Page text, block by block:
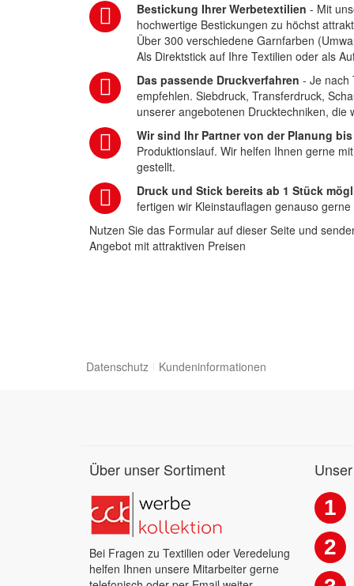
Bestickung Ihrer Werbetextilien - Mit
hochwertige Bestickungen zu höchst
Über 300 verschiedene Garnfarben
Als Direktstick auf Ihre Textilien oder als
Das passende Druckverfahren - Je nach
empfehlen. Siebdruck, Transferdruck,
unserer angebotenen Drucktechniken,
Wir sind Ihr Partner von der Planung
Produktionslauf. Wir helfen Ihnen gerne
gestellt.
Druck und Stick bereits ab 1 Stück
fertigen wir Kleinstauflagen genauso
Nutzen Sie das Formular auf dieser Seite und
Angebot mit attraktiven Preisen
Datenschutz Kundeninformationen
Über unser Sortiment
Bei Fragen zu Textilien oder Veredelung
helfen Ihnen unsere Mitarbeiter gerne
1
2